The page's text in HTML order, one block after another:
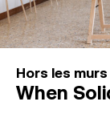
Hors les murs
When